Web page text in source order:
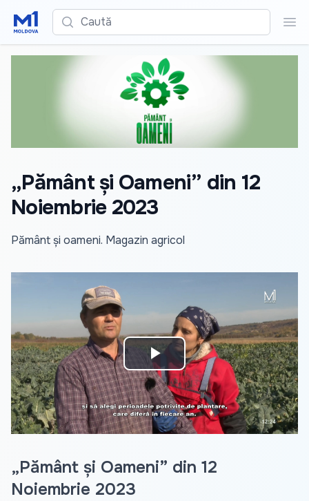
Caută
„Pământ și Oameni” din 12
Noiembrie 2023
Pământ și oameni. Magazin agricol
Play
Video
„Pământ și Oameni” din 12
Noiembrie 2023